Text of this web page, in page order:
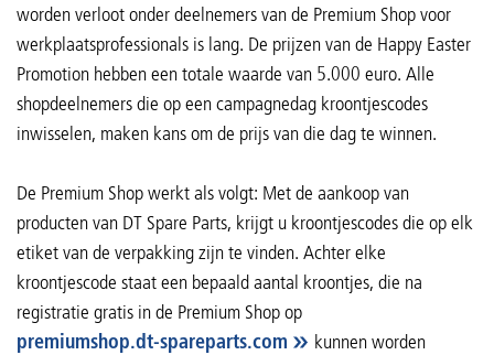
worden verloot onder deelnemers van de Premium Shop voor
werkplaatsprofessionals is lang. De prijzen van de Happy Easter
Promotion hebben een totale waarde van 5.000 euro. Alle
shopdeelnemers die op een campagnedag kroontjescodes
inwisselen, maken kans om de prijs van die dag te winnen.
De Premium Shop werkt als volgt: Met de aankoop van
producten van DT Spare Parts, krijgt u kroontjescodes die op elk
etiket van de verpakking zijn te vinden. Achter elke
kroontjescode staat een bepaald aantal kroontjes, die na
registratie gratis in de Premium Shop op
premiumshop.dt-spareparts.com
kunnen worden